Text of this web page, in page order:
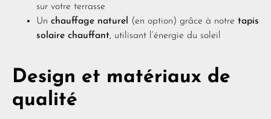
sur votre terrasse
Un chauffage naturel (en option) grâce à notre tapis
solaire chauffant, utilisant l’énergie du soleil
Design et matériaux de
qualité